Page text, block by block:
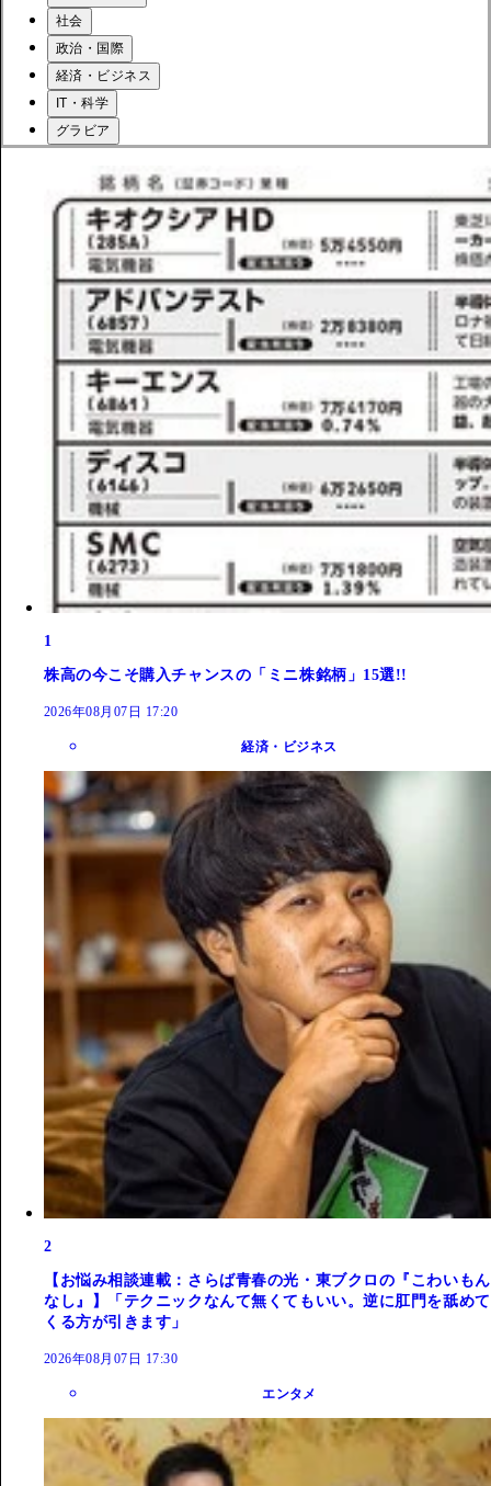
社会
政治・国際
経済・ビジネス
IT・科学
グラビア
1
株高の今こそ購入チャンスの「ミニ株銘柄」15選!!
2026年08月07日 17:20
経済・ビジネス
2
【お悩み相談連載：さらば青春の光・東ブクロの『こわいもん
なし』】「テクニックなんて無くてもいい。逆に肛門を舐めて
くる方が引きます」
2026年08月07日 17:30
エンタメ